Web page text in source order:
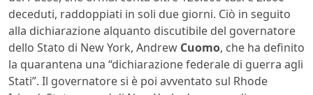
deceduti, raddoppiati in soli due giorni. Ciò in seguito
alla dichiarazione alquanto discutibile del governatore
dello Stato di New York, Andrew Cuomo, che ha definito
la quarantena una “dichiarazione federale di guerra agli
Stati”. Il governatore si è poi avventato sul Rhode